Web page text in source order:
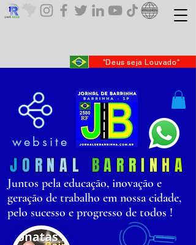
"Deus seja Louvado"
website
JO RNAL BARRI NHA
Juntos pela educação, inovação e
geração de trabalho em nossa cidade,
pelo sucesso e progresso de todos !